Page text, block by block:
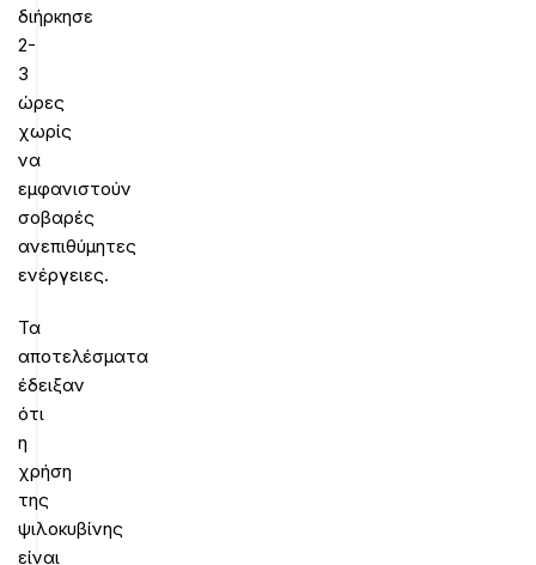
διήρκησε
2-
3
ώρες
χωρίς
να
εμφανιστούν
σοβαρές
ανεπιθύμητες
ενέργειες.
Τα
αποτελέσματα
έδειξαν
ότι
η
χρήση
της
ψιλοκυβίνης
είναι